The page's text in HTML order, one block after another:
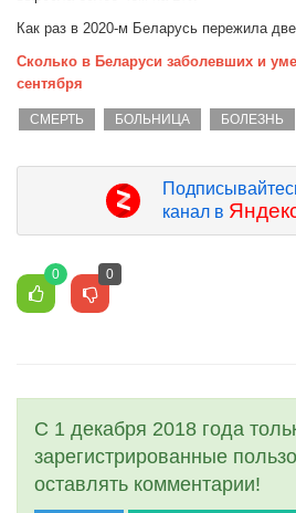
Как раз в 2020-м Беларусь пережила
Сколько в Беларуси заболевших и
сентября
СМЕРТЬ БОЛЬНИЦА БОЛЕЗНЬ
канал в
0 0
С 1 декабря 2018 года
зарегистрированные
оставлять комментарии!